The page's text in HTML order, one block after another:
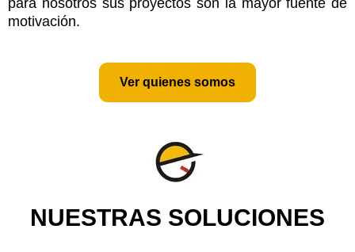
para nosotros sus proyectos son la mayor fuente de
motivación.
Ver quienes somos
NUESTRAS SOLUCIONES